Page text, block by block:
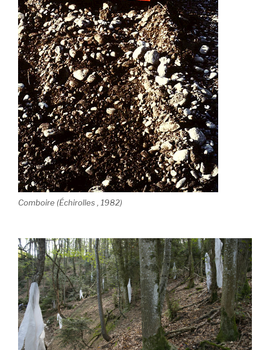
Comboire (Échirolles , 1982)